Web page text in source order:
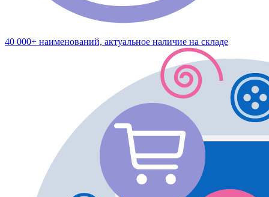
40 000+ наименований, актуальное наличие на складе